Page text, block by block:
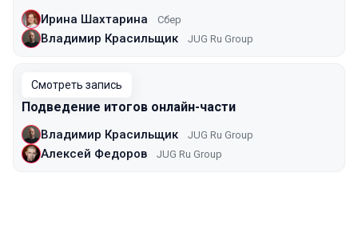
Ирина Шахтарина Сбер
Владимир Красильщик JUG Ru Group
Смотреть запись
Подведение итогов онлайн-части
Владимир Красильщик JUG Ru Group
Алексей Федоров JUG Ru Group